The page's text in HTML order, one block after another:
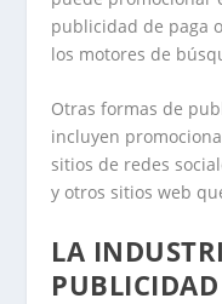
publicidad de paga
los motores de
Otras formas de
incluyen
sitios de redes
y otros sitios web
LA
PUBLICIDAD